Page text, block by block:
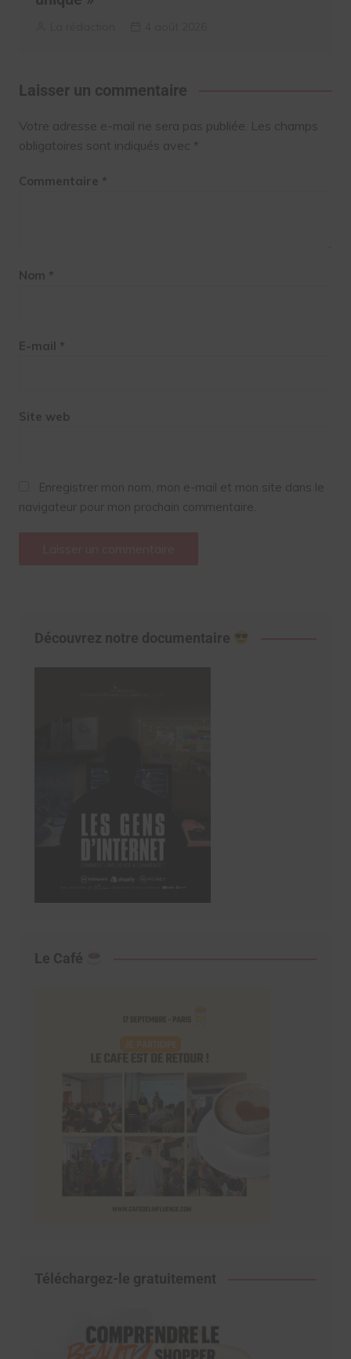
Laisser un commentaire
Votre adresse e-mail ne sera pas publiée. Les champs
obligatoires sont indiqués avec *
Commentaire *
Nom *
E-mail *
Site web
Enregistrer mon nom, mon e-mail et mon site dans le
navigateur pour mon prochain commentaire.
Découvrez notre documentaire
Le Café
Téléchargez-le gratuitement